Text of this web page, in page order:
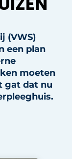
(VWS)
een plan
moeten
gat dat nu